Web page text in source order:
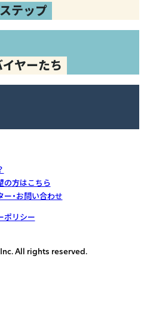
テップ
ヤーたち
の方はこちら
ー・お問い合わせ
ポリシー
All rights reserved.